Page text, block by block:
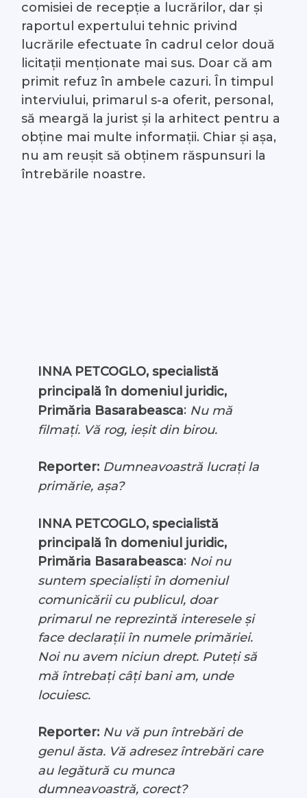
comisiei de recepție a lucrărilor, dar și
raportul expertului tehnic privind
lucrările efectuate în cadrul celor două
licitații menționate mai sus. Doar că am
primit refuz în ambele cazuri. În timpul
interviului, primarul s-a oferit, personal,
să meargă la jurist și la arhitect pentru a
obține mai multe informații. Chiar și așa,
nu am reușit să obținem răspunsuri la
întrebările noastre.
INNA PETCOGLO, specialistă
principală în domeniul juridic,
Primăria Basarabeasca: Nu mă
filmați. Vă rog, ieșit din birou.
Reporter: Dumneavoastră lucrați la
primărie, așa?
INNA PETCOGLO, specialistă
principală în domeniul juridic,
Primăria Basarabeasca: Noi nu
suntem specialiști în domeniul
comunicării cu publicul, doar
primarul ne reprezintă interesele și
face declarații în numele primăriei.
Noi nu avem niciun drept. Puteți să
mă întrebați câți bani am, unde
locuiesc.
Reporter: Nu vă pun întrebări de
genul ăsta. Vă adresez întrebări care
au legătură cu munca
dumneavoastră, corect?